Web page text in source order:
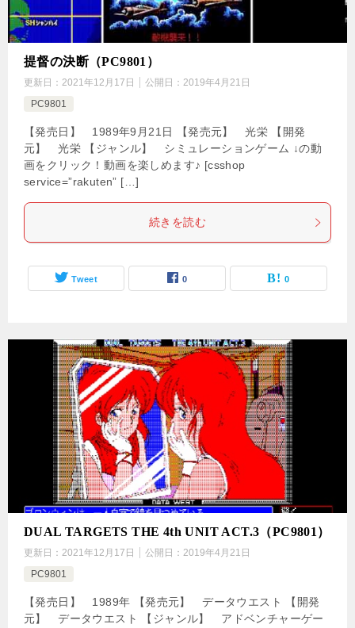
提督の決断（PC9801）
更新日： 2021年12月17日 公開日： 2019年4月21日
PC9801
【発売日】 1989年9月21日 【発売元】 光栄 【開発
元】 光栄 【ジャンル】 シミュレーションゲーム ↓の動
画をクリック！動画を楽しめます♪ [csshop
service=”rakuten” […]
続きを読む
Tweet 0 0
DUAL TARGETS THE 4th UNIT ACT.3（PC9801）
更新日： 2021年12月17日 公開日： 2019年4月21日
PC9801
【発売日】 1989年 【発売元】 データウエスト 【開発
元】 データウエスト 【ジャンル】 アドベンチャーゲー